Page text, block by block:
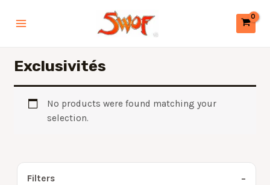
Exclusivités
No products were found matching your
selection.
Filters −